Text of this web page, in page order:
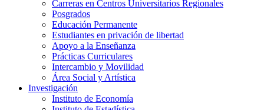
Carreras en Centros Universitarios Regionales
Posgrados
Educación Permanente
Estudiantes en privación de libertad
Apoyo a la Enseñanza
Prácticas Curriculares
Intercambio y Movilidad
Área Social y Artística
Investigación
Instituto de Economía